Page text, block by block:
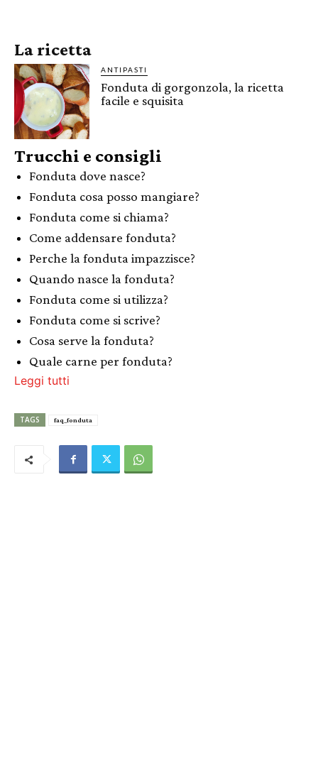
La ricetta
ANTIPASTI
Fonduta di gorgonzola, la ricetta
facile e squisita
Trucchi e consigli
Fonduta dove nasce?
Fonduta cosa posso mangiare?
Fonduta come si chiama?
Come addensare fonduta?
Perche la fonduta impazzisce?
Quando nasce la fonduta?
Fonduta come si utilizza?
Fonduta come si scrive?
Cosa serve la fonduta?
Quale carne per fonduta?
Leggi tutti
TAGS faq_fonduta